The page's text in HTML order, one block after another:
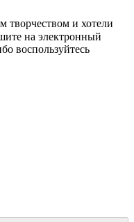
творчеством и хотели
на электронный
воспользуйтесь